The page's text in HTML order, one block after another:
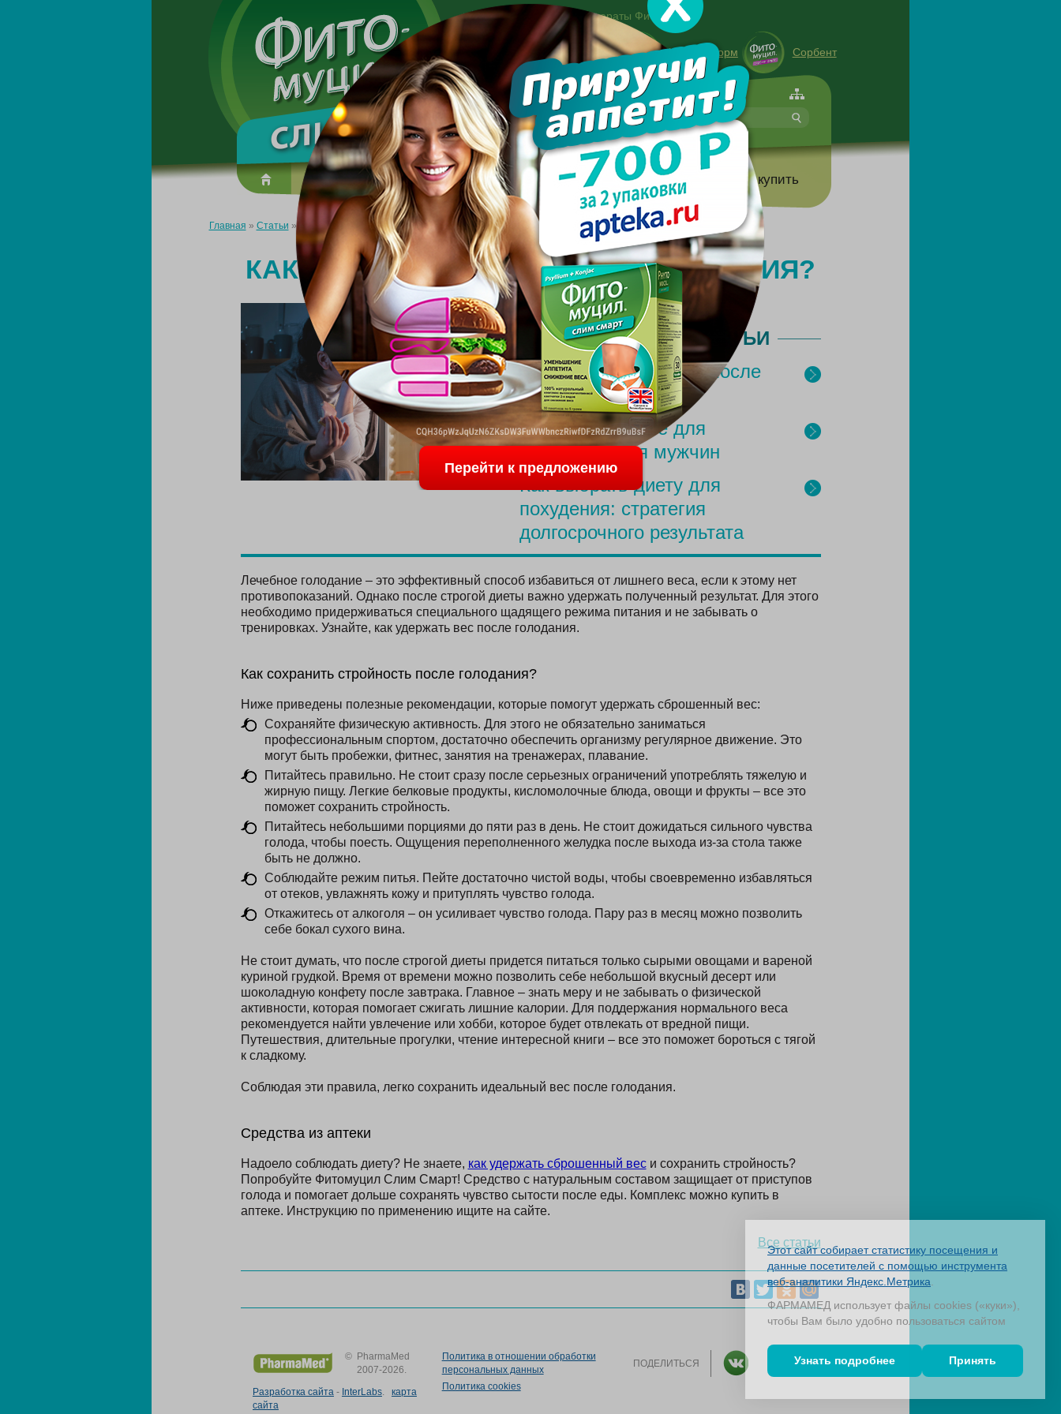
Другие препараты Фитомуцил:
Норм Холестенорм Сорбент
форте
Made in the UK
Консультация специалиста:
+7 495 744-06-27
О препарате Усиль эффект Полезно знать Вопрос-ответ Где купить
Главная » Статьи »Как удержать вес после голодания?
КАК УДЕРЖАТЬ ВЕС ПОСЛЕ ГОЛОДАНИЯ?
ПОСЛЕДНИЕ СТАТЬИ
Меню для похудения после
родов
Простое питание для
похудения для мужчин
Как выбрать диету для
похудения: стратегия
долгосрочного результата
Лечебное голодание – это эффективный способ избавиться от лишнего веса, если к этому нет
противопоказаний. Однако после строгой диеты важно удержать полученный результат. Для этого
необходимо придерживаться специального щадящего режима питания и не забывать о
тренировках. Узнайте, как удержать вес после голодания.
Как сохранить стройность после голодания?
Ниже приведены полезные рекомендации, которые помогут удержать сброшенный вес:
Сохраняйте физическую активность. Для этого не обязательно заниматься
профессиональным спортом, достаточно обеспечить организму регулярное движение. Это
могут быть пробежки, фитнес, занятия на тренажерах, плавание.
Питайтесь правильно. Не стоит сразу после серьезных ограничений употреблять тяжелую и
жирную пищу. Легкие белковые продукты, кисломолочные блюда, овощи и фрукты – все это
поможет сохранить стройность.
Питайтесь небольшими порциями до пяти раз в день. Не стоит дожидаться сильного чувства
голода, чтобы поесть. Ощущения переполненного желудка после выхода из-за стола также
быть не должно.
Соблюдайте режим питья. Пейте достаточно чистой воды, чтобы своевременно избавляться
от отеков, увлажнять кожу и притуплять чувство голода.
Откажитесь от алкоголя – он усиливает чувство голода. Пару раз в месяц можно позволить
себе бокал сухого вина.
Не стоит думать, что после строгой диеты придется питаться только сырыми овощами и вареной
куриной грудкой. Время от времени можно позволить себе небольшой вкусный десерт или
шоколадную конфету после завтрака. Главное – знать меру и не забывать о физической
активности, которая помогает сжигать лишние калории. Для поддержания нормального веса
рекомендуется найти увлечение или хобби, которое будет отвлекать от вредной пищи.
Путешествия, длительные прогулки, чтение интересной книги – все это поможет бороться с тягой
к сладкому.
Соблюдая эти правила, легко сохранить идеальный вес после голодания.
Средства из аптеки
Надоело соблюдать диету? Не знаете, как удержать сброшенный веси сохранить стройность?
Попробуйте Фитомуцил Слим Смарт! Средство с натуральным составом защищает от приступов
голода и помогает дольше сохранять чувство сытости после еды. Комплекс можно купить в
аптеке. Инструкцию по применению ищите на сайте.
Все статьи
Перейти к предложению
Этот сайт собирает статистику посещения и
данные посетителей с помощью инструмента
веб-аналитики Яндекс.Метрика
ФАРМАМЕД использует файлы cookies («куки»),
чтобы Вам было удобно пользоваться сайтом
Узнать подробнее Принять
© PharmaMed
2007-2026.
Разработка сайта- InterLabs.
карта
сайта
Политика в отношении обработки
персональных данных
Политика cookies
ПОДЕЛИТЬСЯ